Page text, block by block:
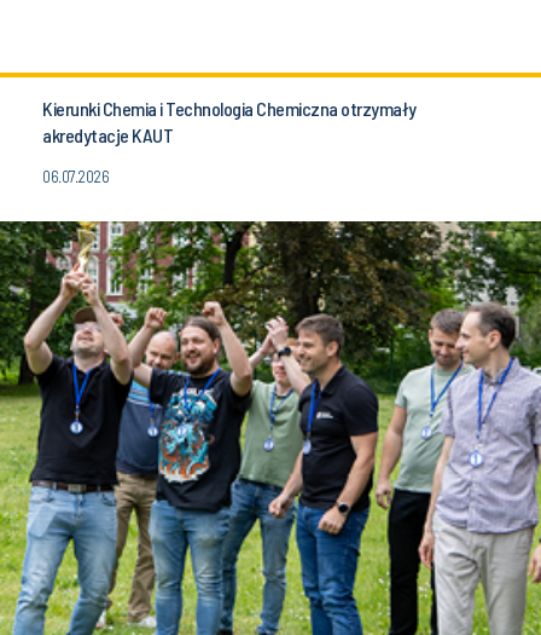
Kierunki Chemia i Technologia Chemiczna otrzymały
akredytacje KAUT
06.07.2026